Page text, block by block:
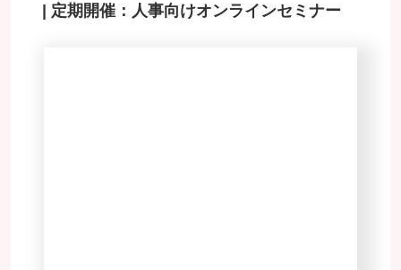
| 定期開催：人事向けオンラインセミナー